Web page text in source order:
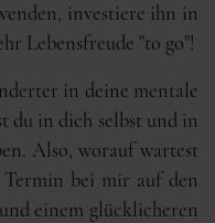
investiere ihn in
Lebensfreude "to go"!
in deine mentale
du in dich selbst und in
Also, worauf wartest
bei mir auf den
einem glücklicheren